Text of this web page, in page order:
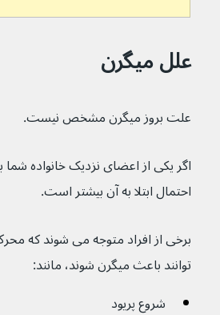
علل میگرن
علت بروز میگرن مشخص نیست.
اگر یکی از اعضای نزدیک خانواده شما
احتمال ابتلا به آن بیشتر است.
توانند باعث میگرن شوند، مانند:
شروع پریود